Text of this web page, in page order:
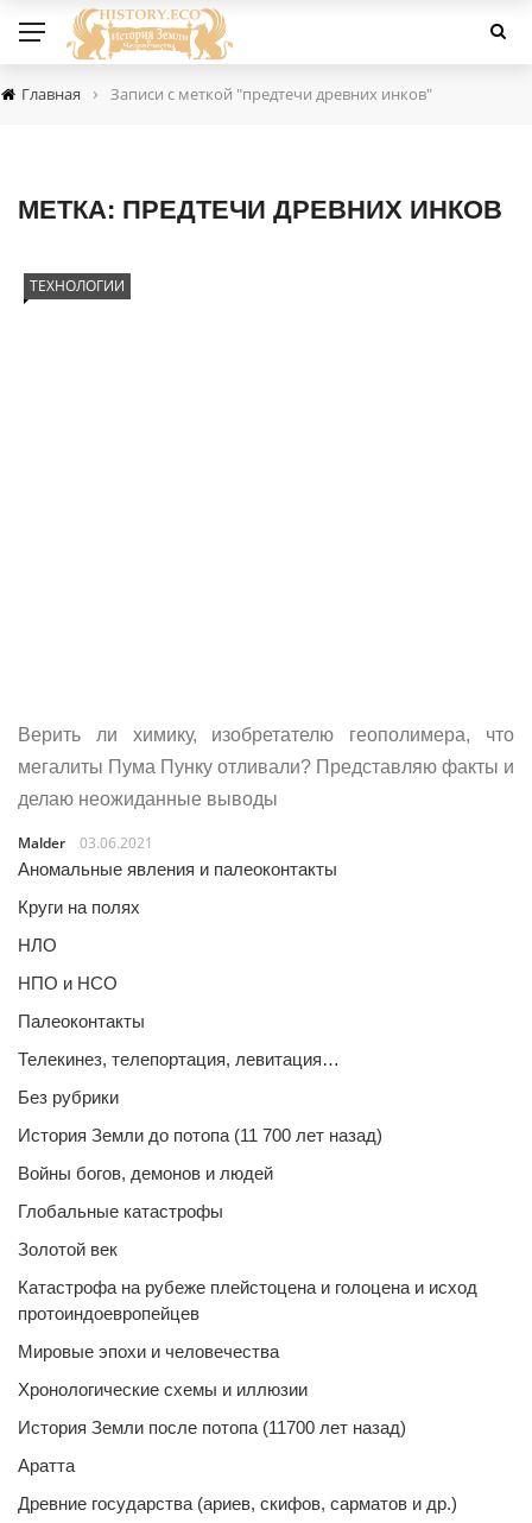
Главная › Записи с меткой "предтечи древних инков"
МЕТКА: ПРЕДТЕЧИ ДРЕВНИХ ИНКОВ
ТЕХНОЛОГИИ
Верить ли химику, изобретателю геополимера, что
мегалиты Пума Пунку отливали? Представляю факты и
делаю неожиданные выводы
Malder
03.06.2021
Аномальные явления и палеоконтакты
Круги на полях
НЛО
НПО и НСО
Палеоконтакты
Телекинез, телепортация, левитация…
Без рубрики
История Земли до потопа (11 700 лет назад)
Войны богов, демонов и людей
Глобальные катастрофы
Золотой век
Катастрофа на рубеже плейстоцена и голоцена и исход
протоиндоевропейцев
Мировые эпохи и человечества
Хронологические схемы и иллюзии
История Земли после потопа (11700 лет назад)
Аратта
Древние государства (ариев, скифов, сарматов и др.)